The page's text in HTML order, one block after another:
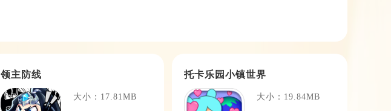
领主防线
大小：17.81MB
托卡乐园小镇世界
大小：19.84MB